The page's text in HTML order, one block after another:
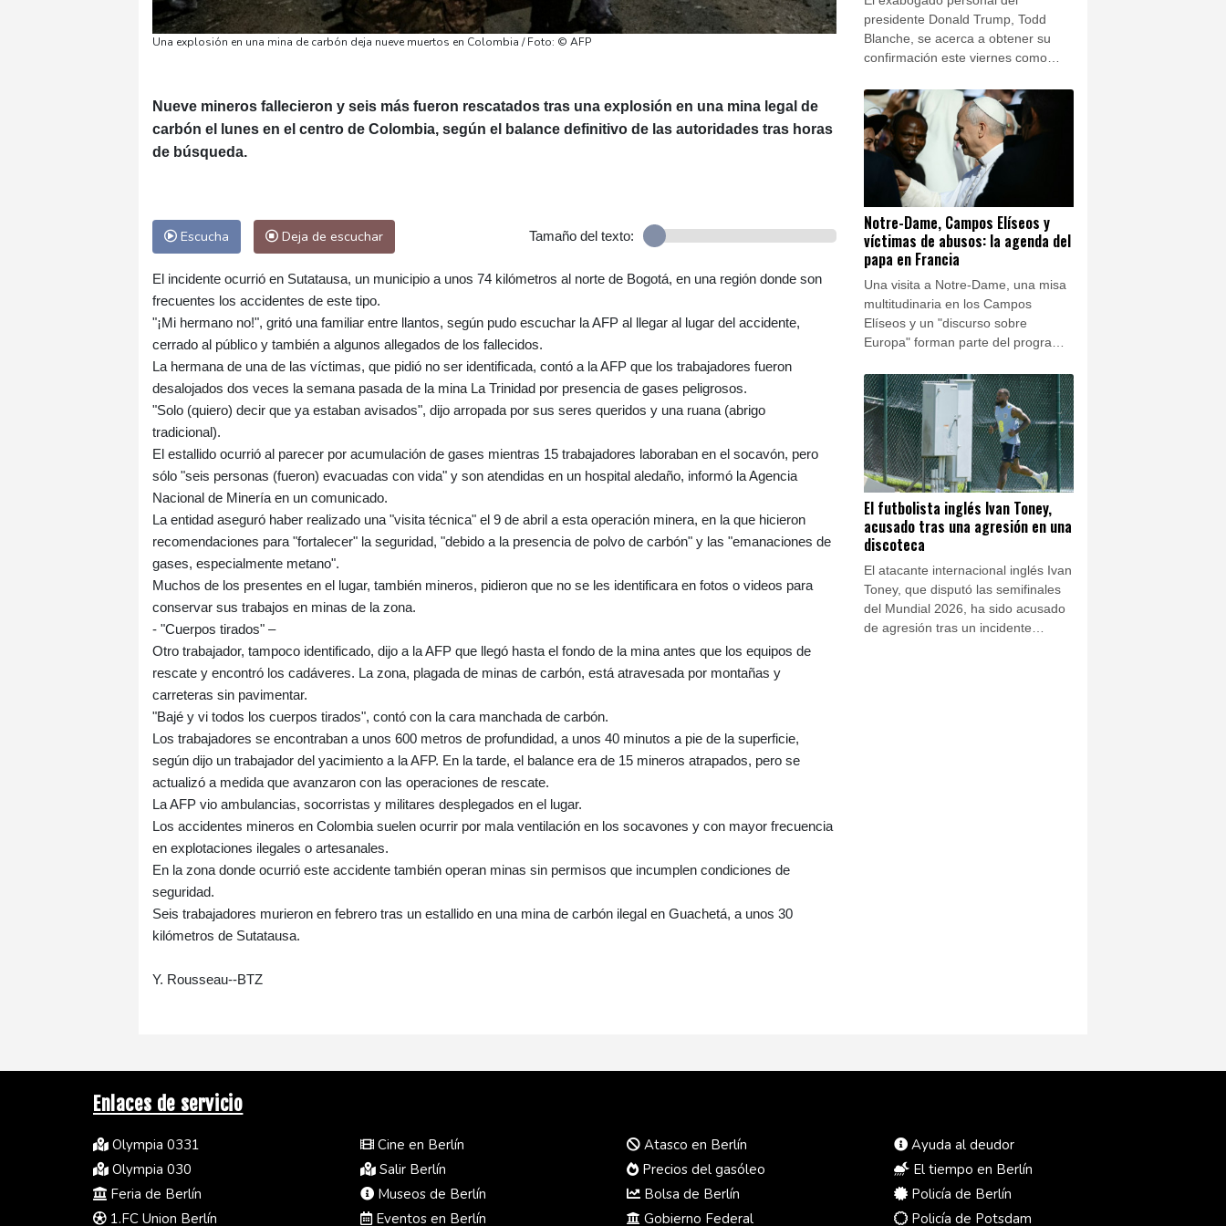
Una explosión en una mina de carbón deja nueve muertos en Colombia / Foto: © AFP
Nueve mineros fallecieron y seis más fueron rescatados tras una explosión en una mina legal de
carbón el lunes en el centro de Colombia, según el balance definitivo de las autoridades tras horas
de búsqueda.
Escucha Deja de escuchar Tamaño del texto:
El incidente ocurrió en Sutatausa, un municipio a unos 74 kilómetros al norte de Bogotá, en una región donde son
frecuentes los accidentes de este tipo.
"¡Mi hermano no!", gritó una familiar entre llantos, según pudo escuchar la AFP al llegar al lugar del accidente,
cerrado al público y también a algunos allegados de los fallecidos.
La hermana de una de las víctimas, que pidió no ser identificada, contó a la AFP que los trabajadores fueron
desalojados dos veces la semana pasada de la mina La Trinidad por presencia de gases peligrosos.
"Solo (quiero) decir que ya estaban avisados", dijo arropada por sus seres queridos y una ruana (abrigo
tradicional).
El estallido ocurrió al parecer por acumulación de gases mientras 15 trabajadores laboraban en el socavón, pero
sólo "seis personas (fueron) evacuadas con vida" y son atendidas en un hospital aledaño, informó la Agencia
Nacional de Minería en un comunicado.
La entidad aseguró haber realizado una "visita técnica" el 9 de abril a esta operación minera, en la que hicieron
recomendaciones para "fortalecer" la seguridad, "debido a la presencia de polvo de carbón" y las "emanaciones de
gases, especialmente metano".
Muchos de los presentes en el lugar, también mineros, pidieron que no se les identificara en fotos o videos para
conservar sus trabajos en minas de la zona.
- "Cuerpos tirados" –
Otro trabajador, tampoco identificado, dijo a la AFP que llegó hasta el fondo de la mina antes que los equipos de
rescate y encontró los cadáveres. La zona, plagada de minas de carbón, está atravesada por montañas y
carreteras sin pavimentar.
"Bajé y vi todos los cuerpos tirados", contó con la cara manchada de carbón.
Los trabajadores se encontraban a unos 600 metros de profundidad, a unos 40 minutos a pie de la superficie,
según dijo un trabajador del yacimiento a la AFP. En la tarde, el balance era de 15 mineros atrapados, pero se
actualizó a medida que avanzaron con las operaciones de rescate.
La AFP vio ambulancias, socorristas y militares desplegados en el lugar.
Los accidentes mineros en Colombia suelen ocurrir por mala ventilación en los socavones y con mayor frecuencia
en explotaciones ilegales o artesanales.
En la zona donde ocurrió este accidente también operan minas sin permisos que incumplen condiciones de
seguridad.
Seis trabajadores murieron en febrero tras un estallido en una mina de carbón ilegal en Guachetá, a unos 30
kilómetros de Sutatausa.
Y. Rousseau--BTZ
presidente Donald Trump, Todd
Blanche, se acerca a obtener su
confirmación este viernes como
después de que los senadores
republicanos ignoraran las
preocupaciones de los demócratas
sobre la politización del
Departamento de Justicia.
Notre-Dame, Campos Elíseos y
víctimas de abusos: la agenda del
papa en Francia
Una visita a Notre-Dame, una misa
multitudinaria en los Campos
Elíseos y un "discurso sobre
Europa" forman parte del programa
incluirá también un encuentro con
víctimas de abusos sexuales en
Lourdes, anunció el viernes el
Vaticano.
El futbolista inglés Ivan Toney,
acusado tras una agresión en una
discoteca
El atacante internacional inglés Ivan
Toney, que disputó las semifinales
del Mundial 2026, ha sido acusado
de agresión tras un incidente
Enlaces de servicio
Olympia 0331
Olympia 030
Feria de Berlín
1.FC Union Berlín
Cine en Berlín
Salir Berlín
Museos de Berlín
Eventos en Berlín
Atasco en Berlín
Precios del gasóleo
Bolsa de Berlín
Gobierno Federal
Ayuda al deudor
El tiempo en Berlín
Policía de Berlín
Policía de Potsdam